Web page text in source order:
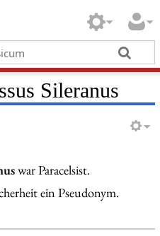
Sileranus
war Paracelsist.
ein Pseudonym.